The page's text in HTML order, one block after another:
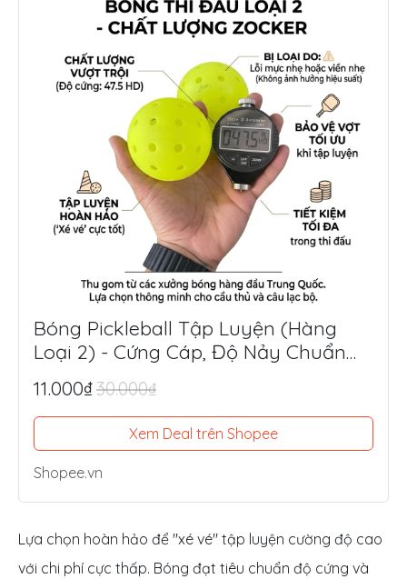
Bóng Pickleball Tập Luyện (Hàng
Loại 2) - Cứng Cáp, Độ Nảy Chuẩn
Thi Đấu, Siêu Tiết Kiệm
11.000₫30.000₫
Xem Deal trên Shopee
Shopee.vn
Lựa chọn hoàn hảo để "xé vé" tập luyện cường độ cao
với chi phí cực thấp. Bóng đạt tiêu chuẩn độ cứng và